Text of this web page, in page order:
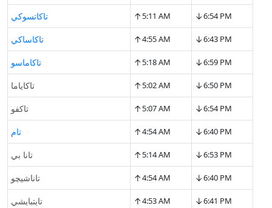
تاكاتسوكي ↑5:11 AM ↓6:54 PM
تاكاساكي ↑4:55 AM ↓6:43 PM
تاكاماسو ↑5:18 AM ↓6:59 PM
تاكاياما ↑5:02 AM ↓6:50 PM
تاكفو ↑5:07 AM ↓6:54 PM
تام ↑4:54 AM ↓6:40 PM
تانا بي ↑5:14 AM ↓6:53 PM
تاناشيچو ↑4:54 AM ↓6:40 PM
تايتبايشي ↑4:53 AM ↓6:41 PM